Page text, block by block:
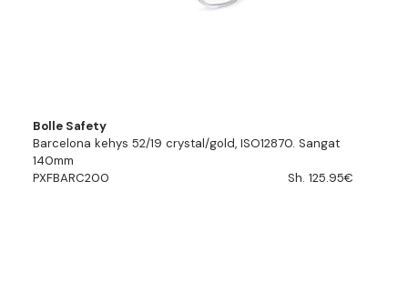
Bolle Safety
Barcelona kehys 52/19 crystal/gold, ISO12870. Sangat
140mm
PXFBARC200
Sh. 125.95€